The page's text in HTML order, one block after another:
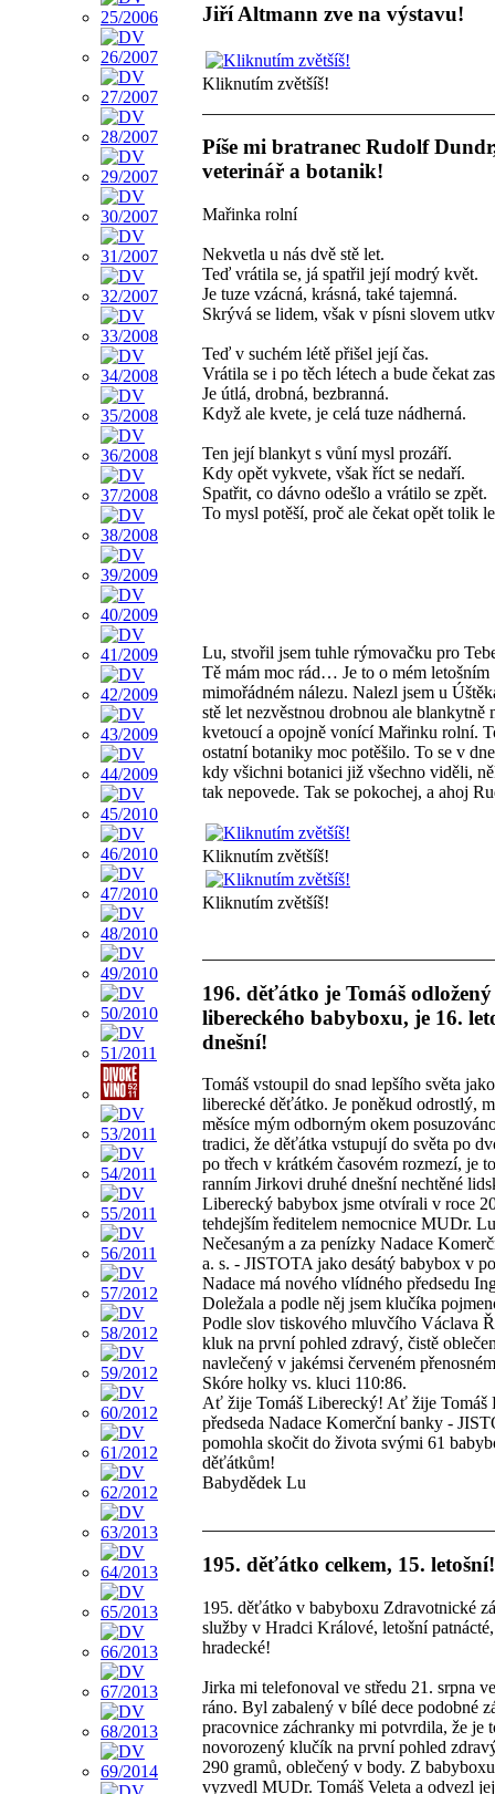
Jiří Altmann zve na výstavu!
Kliknutím zvětšíš!
Píše mi bratranec Rudolf
veterinář a botanik!
Mařinka rolní
Nekvetla u nás dvě stě let.
Teď vrátila se, já spatřil její modrý květ.
Je tuze vzácná, krásná, také tajemná.
Skrývá se lidem, však v písni slovem
Teď v suchém létě přišel její čas.
Vrátila se i po těch létech a bude čekat
Je útlá, drobná, bezbranná.
Když ale kvete, je celá tuze nádherná.
Ten její blankyt s vůní mysl prozáří.
Kdy opět vykvete, však říct se nedaří.
Spatřit, co dávno odešlo a vrátilo se zpět.
To mysl potěší, proč ale čekat opět tolik
Lu, stvořil jsem tuhle rýmovačku pro
Tě mám moc rád… Je to o mém letošním
mimořádném nálezu. Nalezl jsem u
stě let nezvěstnou drobnou ale blankytně
kvetoucí a opojně vonící Mařinku rolní.
ostatní botaniky moc potěšilo. To se v
kdy všichni botanici již všechno viděli,
tak nepovede. Tak se pokochej, a ahoj
Kliknutím zvětšíš!
Kliknutím zvětšíš!
196. děťátko je Tomáš
libereckého babyboxu, je 16.
dnešní!
Tomáš vstoupil do snad lepšího světa
liberecké děťátko. Je poněkud odrostlý,
měsíce mým odborným okem
tradici, že děťátka vstupují do světa po
po třech v krátkém časovém rozmezí, je
ranním Jirkovi druhé dnešní nechtěné
Liberecký babybox jsme otvírali v roce
tehdejším ředitelem nemocnice MUDr.
Nečesaným a za penízky Nadace
a. s. - JISTOTA jako desátý babybox v
Nadace má nového vlídného předsedu
Doležala a podle něj jsem klučíka
Podle slov tiskového mluvčího Václava
kluk na první pohled zdravý, čistě
navlečený v jakémsi červeném
Skóre holky vs. kluci 110:86.
Ať žije Tomáš Liberecký! Ať žije Tomáš
předseda Nadace Komerční banky -
pomohla skočit do života svými 61
děťátkům!
Babydědek Lu
195. děťátko celkem, 15. letošní!
195. děťátko v babyboxu Zdravotnické
služby v Hradci Králové, letošní
hradecké!
Jirka mi telefonoval ve středu 21. srpna
ráno. Byl zabalený v bílé dece podobné
pracovnice záchranky mi potvrdila, že je
novorozený klučík na první pohled
290 gramů, oblečený v body. Z
vyzvedl MUDr. Tomáš Veleta a odvezl